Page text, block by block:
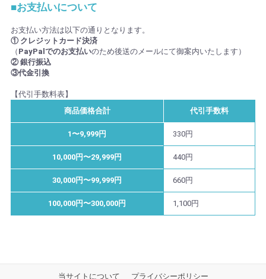
■お支払いについて
お支払い方法は以下の通りとなります。
① クレジットカード決済
（ PayPalでのお支払いのため後送のメールにて御案内いたします）
② 銀行振込
③代金引換
【代引手数料表】
商品価格合計
代引手数料
1〜9,999円 330円
10,000円〜29,999円 440円
30,000円〜99,999円 660円
100,000円〜300,000円 1,100円
当サイトについて プライバシーポリシー